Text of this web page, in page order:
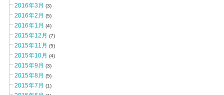
2016年3月 (3)
2016年2月 (5)
2016年1月 (4)
2015年12月 (7)
2015年11月 (5)
2015年10月 (4)
2015年9月 (3)
2015年8月 (5)
2015年7月 (1)